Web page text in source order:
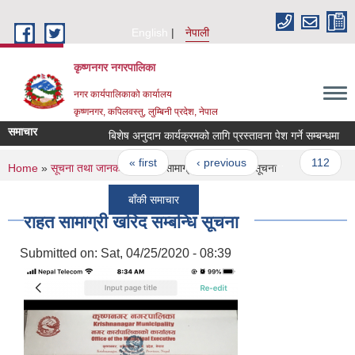
English
नेपाली
कृष्णनगर नगरपालिका
नगर कार्यपालिकाको कार्यालय
कृष्णनगर, कपिलवस्तु, लुम्बिनी प्रदेश, नेपाल
समाचार बिशेष अनुदान कार्यक्रमको लागि प्रस्तावना पेश गर्ने सम्बन्धमा
Pages
« first ‹ previous …
बाँकी समाचार
You are here
Home » सूचना तथा जानकारी» राहत सामाग्री खरिद सम्बन्धि सूचना
राहत सामाग्री खरिद सम्बन्धि सूचना
Submitted on: Sat, 04/25/2020 - 08:39